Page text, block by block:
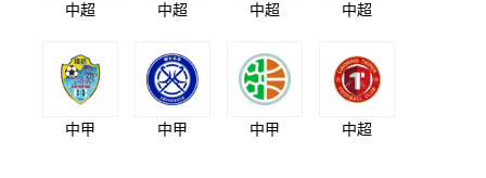
中超 中超 中超 中超
中甲 中甲 中甲 中超